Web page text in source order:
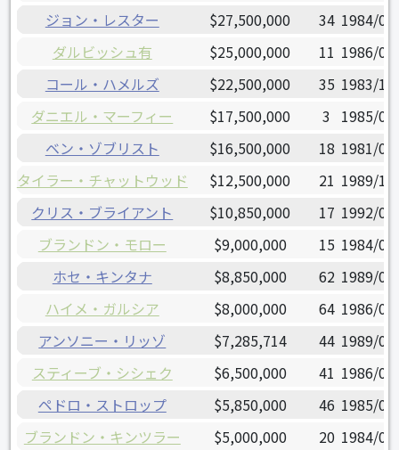
ジョン・レスター
$27,500,000 34 1984/
ダルビッシュ有
$25,000,000 11 1986/
コール・ハメルズ
$22,500,000 35 1983/
ダニエル・マーフィー
$17,500,000 3 1985/
ベン・ゾブリスト
$16,500,000 18 1981/
タイラー・チャットウッド
$12,500,000 21 1989/
クリス・ブライアント
$10,850,000 17 1992/
ブランドン・モロー
$9,000,000 15 1984/
ホセ・キンタナ
$8,850,000 62 1989/
ハイメ・ガルシア
$8,000,000 64 1986/
アンソニー・リッゾ
$7,285,714 44 1989/
スティーブ・シシェク
$6,500,000 41 1986/
ペドロ・ストロップ
$5,850,000 46 1985/
ブランドン・キンツラー
$5,000,000 20 1984/